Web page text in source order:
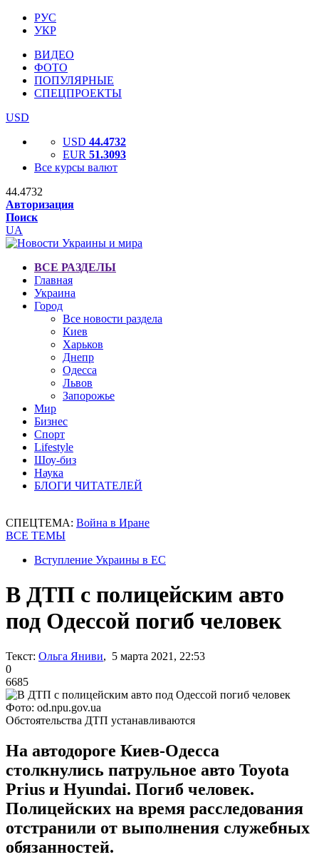
РУС
УКР
ВИДЕО
ФОТО
ПОПУЛЯРНЫЕ
СПЕЦПРОЕКТЫ
USD
USD 44.4732
EUR 51.3093
Все курсы валют
44.4732
Авторизация
Поиск
UA
ВСЕ РАЗДЕЛЫ
Главная
Украина
Город
Все новости раздела
Киев
Харьков
Днепр
Одесса
Львов
Запорожье
Мир
Бизнес
Спорт
Lifestyle
Шоу-биз
Наука
БЛОГИ ЧИТАТЕЛЕЙ
СПЕЦТЕМА: Война в Иране
ВСЕ ТЕМЫ
Вступление Украины в ЕС
В ДТП с полицейским авто
под Одессой погиб человек
Текст: Ольга Яниви, 5 марта 2021, 22:53
0
6685
Фото: od.npu.gov.ua
Обстоятельства ДТП устанавливаются
На автодороге Киев-Одесса
столкнулись патрульное авто Toyota
Prius и Hyundai. Погиб человек.
Полицейских на время расследования
отстранили от выполнения служебных
обязанностей.